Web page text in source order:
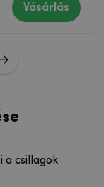
Vásárlás
a csillagok